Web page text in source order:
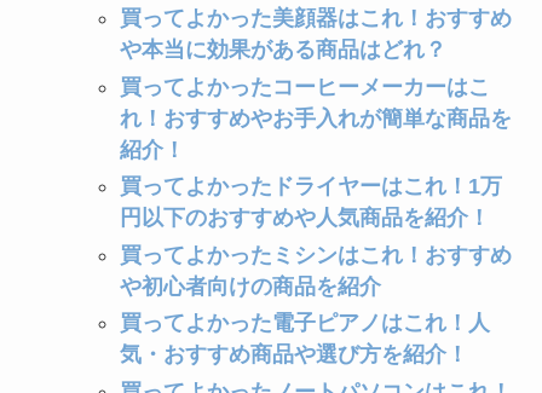
買ってよかった美顔器はこれ！おすすめ
や本当に効果がある商品はどれ？
買ってよかったコーヒーメーカーはこ
れ！おすすめやお手入れが簡単な商品を
紹介！
買ってよかったドライヤーはこれ！1万
円以下のおすすめや人気商品を紹介！
買ってよかったミシンはこれ！おすすめ
や初心者向けの商品を紹介
買ってよかった電子ピアノはこれ！人
気・おすすめ商品や選び方を紹介！